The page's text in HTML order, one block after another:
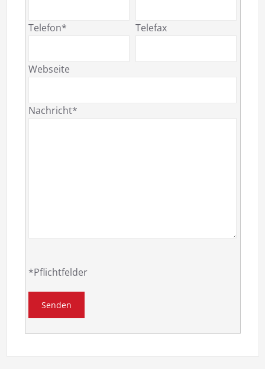
Telefon* Telefax
Webseite
Nachricht*
*Pflichtfelder